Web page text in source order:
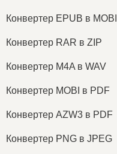
Конвертер EPUB в MOBI
Конвертер RAR в ZIP
Конвертер M4A в WAV
Конвертер MOBI в PDF
Конвертер AZW3 в PDF
Конвертер PNG в JPEG